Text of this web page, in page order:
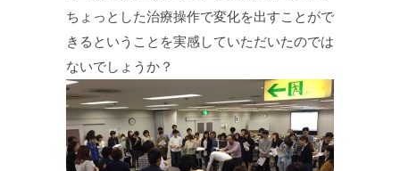
ちょっとした治療操作で変化を出すことがで
きるということを実感していただいたのでは
ないでしょうか？